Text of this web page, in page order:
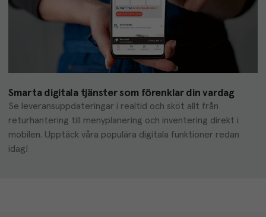
Smarta digitala tjänster som förenklar din vardag
Se leveransuppdateringar i realtid och sköt allt från
returhantering till menyplanering och inventering direkt i
mobilen. Upptäck våra populära digitala funktioner redan
idag!